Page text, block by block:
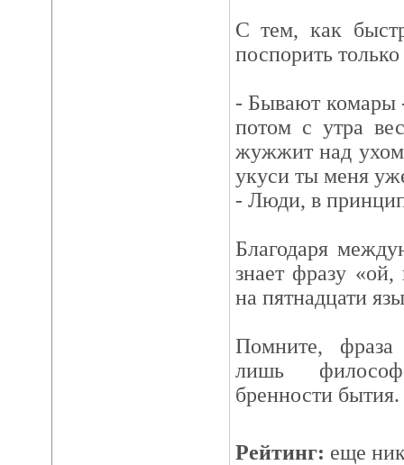
С тем, как
поспорить
- Бывают комары -
потом с утра
жужжит над
укуси ты меня
- Люди, в
Благодаря
знает фразу
на пятнадцати
Помните, фраза
лишь
бренности бытия.
Рейтинг: еще